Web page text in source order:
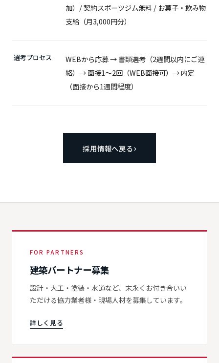
加）/ 契約スポーツジム無料 / お菓子・飲み物
支給（月3,000円分）
選考プロセス
WEBから応募 → 書類選考（2週間以内にご連
絡）→ 面接1〜2回（WEB面接可）→ 内定
（面接から1週間程度）
採用情報へ戻る
FOR PARTNERS
建築パートナー募集
設計・大工・塗装・水道など、末永くお付き合いい
ただける協力業者様・現場人材を募集しています。
詳しく見る